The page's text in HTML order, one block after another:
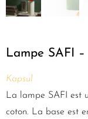
Lampe SAFI –
Kapsul
La lampe SAFI est
coton. La base est